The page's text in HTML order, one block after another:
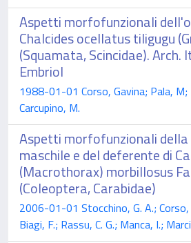
Aspetti morfofunzionali
Chalcides ocellatus tiligugu
(Squamata, Scincidae). Arch.
Embriol
1988-01-01 Corso, Gavina; Pala, M;
Carcupino, M.
Aspetti morfofunzionali della
maschile e del deferente di
(Macrothorax) morbillosus
(Coleoptera, Carabidae)
2006-01-01 Stocchino, G. A.; Corso,
Biagi, F.; Rassu, C. G.; Manca, I.;